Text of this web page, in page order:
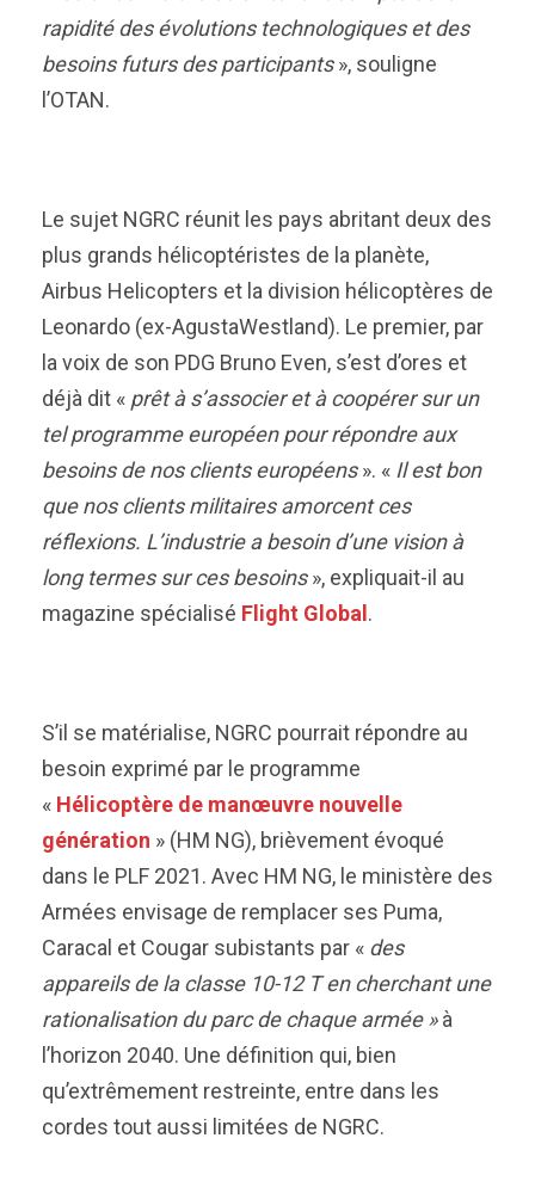
rapidité des évolutions technologiques et des
besoins futurs des participants», souligne
l’OTAN.
Le sujet NGRC réunit les pays abritant deux des
plus grands hélicoptéristes de la planète,
Airbus Helicopters et la division hélicoptères de
Leonardo (ex-AgustaWestland). Le premier, par
la voix de son PDG Bruno Even, s’est d’ores et
déjà dit « prêt à s’associer et à coopérer sur un
tel programme européen pour répondre aux
besoins de nos clients européens». « Il est bon
que nos clients militaires amorcent ces
réflexions. L’industrie a besoin d’une vision à
long termes sur ces besoins», expliquait-il au
magazine spécialisé Flight Global.
S’il se matérialise, NGRC pourrait répondre au
besoin exprimé par le programme
« Hélicoptère de manœuvre nouvelle
génération » (HM NG), brièvement évoqué
dans le PLF 2021. Avec HM NG, le ministère des
Armées envisage de remplacer ses Puma,
Caracal et Cougar subistants par « des
appareilsde la classe 10-12 T en cherchant une
rationalisation du parc de chaque armée »à
l’horizon 2040. Une définition qui, bien
qu’extrêmement restreinte, entre dans les
cordes tout aussi limitées de NGRC.